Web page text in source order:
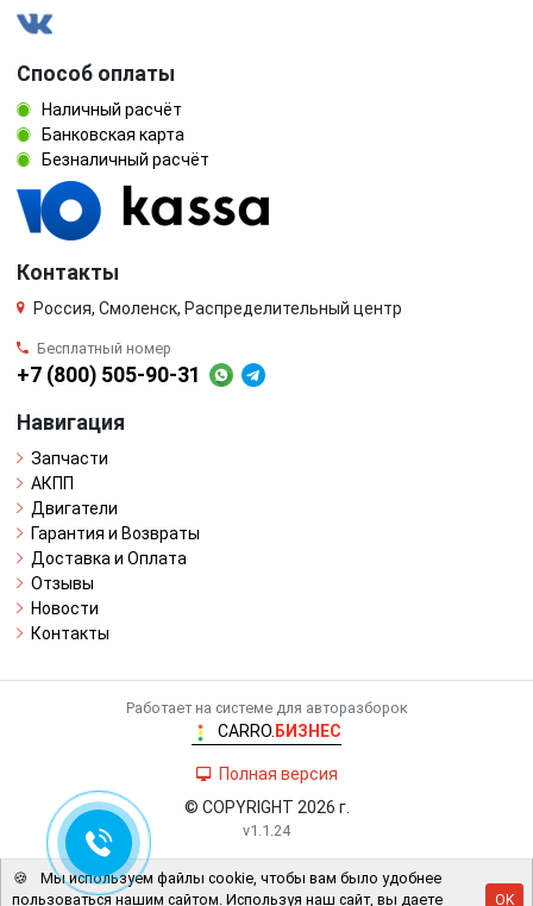
Способ оплаты
Наличный расчёт
Банковская карта
Безналичный расчёт
Контакты
Россия, Смоленск, Распределительный центр
Бесплатный номер
+7 (800) 505-90-31
Навигация
Запчасти
АКПП
Двигатели
Гарантия и Возвраты
Доставка и Оплата
Отзывы
Новости
Контакты
Работает на системе для авторазборок
CARRO. БИЗНЕС
Полная версия
© COPYRIGHT 2026 г.
v1.1.24
🍪
Мы используем файлы cookie, чтобы вам было удобнее
пользоваться нашим сайтом. Используя наш сайт, вы даете
OK